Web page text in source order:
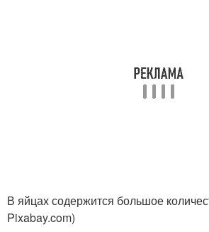
В яйцах содержится большое
Pixabay.com)